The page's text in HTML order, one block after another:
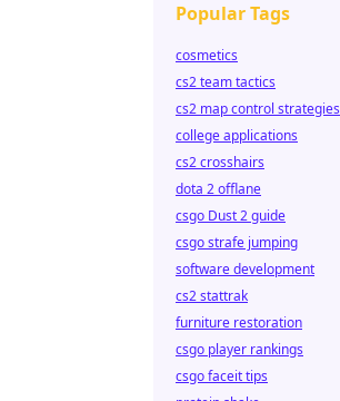
Popular Tags
cosmetics
cs2 team tactics
cs2 map control strategies
college applications
cs2 crosshairs
dota 2 offlane
csgo Dust 2 guide
csgo strafe jumping
software development
cs2 stattrak
furniture restoration
csgo player rankings
csgo faceit tips